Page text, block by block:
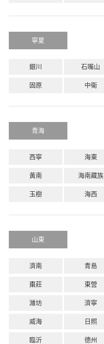
寧夏
銀川 石嘴山
固原 中衛
青海
西寧 海東
黃南 海南藏族
玉樹 海西
山東
濟南 青島
棗莊 東營
濰坊 濟寧
威海 日照
臨沂 德州